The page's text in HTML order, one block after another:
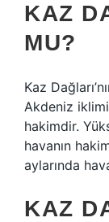
KAZ
MU?
Kaz
Akdeniz
hakimdir.
havanın
aylarında
KAZ